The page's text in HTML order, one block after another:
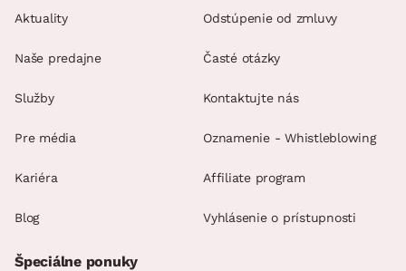
Aktuality
Naše predajne
Služby
Pre média
Kariéra
Blog
Odstúpenie od zmluvy
Časté otázky
Kontaktujte nás
Oznamenie - Whistleblowing
Affiliate program
Vyhlásenie o prístupnosti
Špeciálne ponuky